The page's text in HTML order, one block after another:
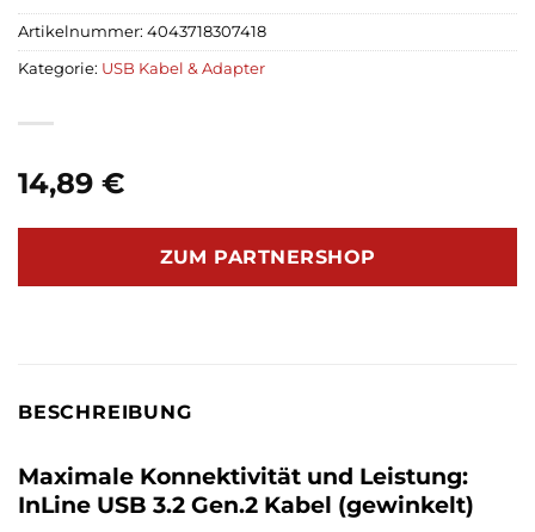
14,89 €
ZUM PARTNERSHOP
Artikelnummer: 4043718307418
Kategorie: USB Kabel & Adapter
BESCHREIBUNG
Maximale Konnektivität und Leistung:
InLine USB 3.2 Gen.2 Kabel (gewinkelt)